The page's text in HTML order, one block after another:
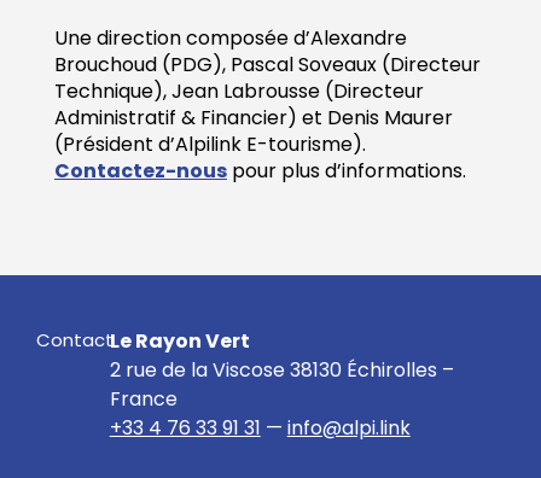
Une direction composée d’Alexandre
Brouchoud (PDG), Pascal Soveaux (Directeur
Technique), Jean Labrousse (Directeur
Administratif & Financier) et Denis Maurer
(Président d’Alpilink E-tourisme).
Contactez-nous pour plus d’informations.
ContactLe Rayon Vert
2 rue de la Viscose 38130 Échirolles –
France
+33 4 76 33 91 31 — info@alpi.link